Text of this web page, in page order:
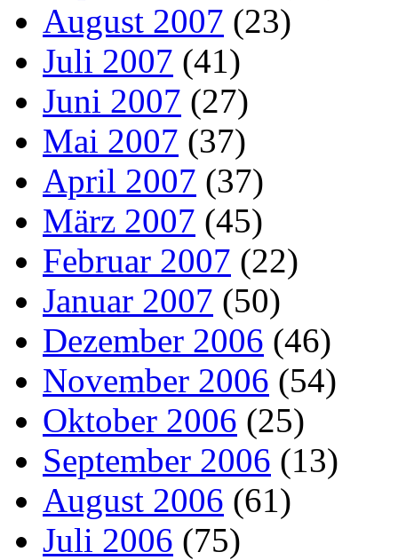
August 2007 (23)
Juli 2007 (41)
Juni 2007 (27)
Mai 2007 (37)
April 2007 (37)
März 2007 (45)
Februar 2007 (22)
Januar 2007 (50)
Dezember 2006 (46)
November 2006 (54)
Oktober 2006 (25)
September 2006 (13)
August 2006 (61)
Juli 2006 (75)